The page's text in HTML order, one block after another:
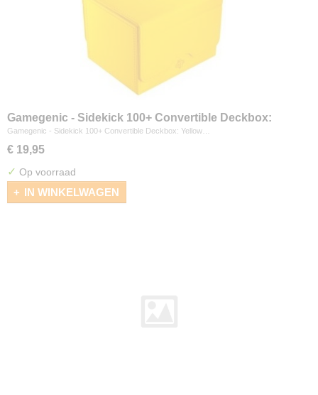
Gamegenic - Sidekick 100+ Convertible Deckbox:
Yellow
Gamegenic - Sidekick 100+ Convertible Deckbox: Yellow…
€ 19,95
✓ Op voorraad
IN WINKELWAGEN